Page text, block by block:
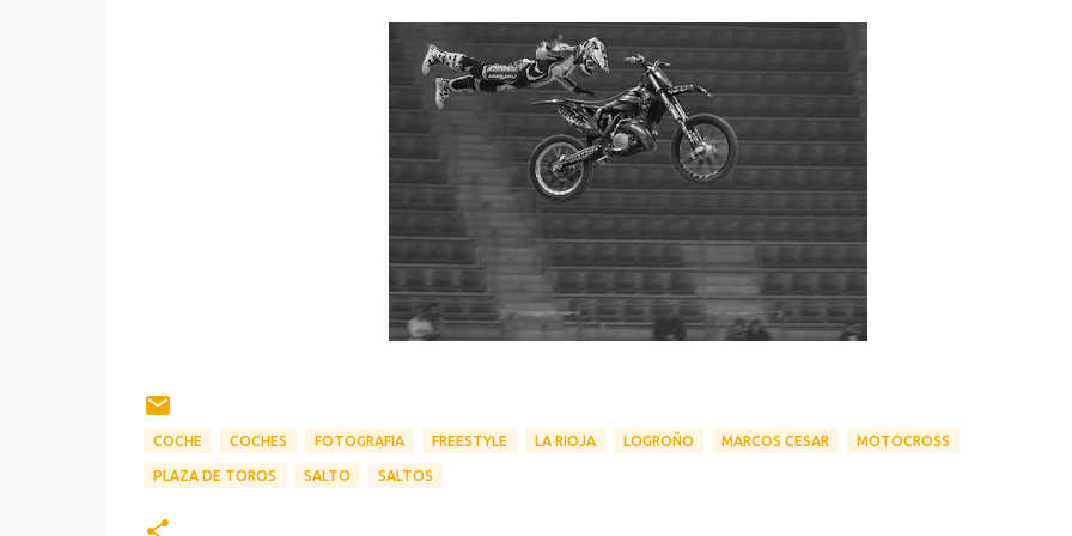
COCHE COCHES FOTOGRAFIA FREESTYLE LA RIOJA LOGROÑO MARCOS CESAR MOTOCROSS
PLAZA DE TOROS SALTO SALTOS